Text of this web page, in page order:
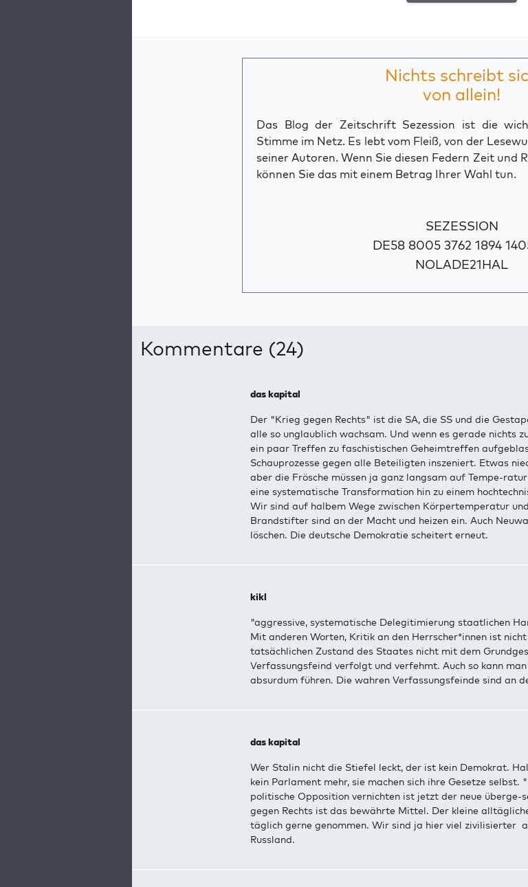
Nichts schreibt
von allein!
Das Blog der Zeitschrift Sezession ist die
Stimme im Netz. Es lebt vom Fleiß, von der
seiner Autoren. Wenn Sie diesen Federn Zeit und
können Sie das mit einem Betrag Ihrer Wahl tun.
SEZESSION
DE58 8005 3762 1894
NOLADE21HAL
Kommentare (24)
das kapital
Der "Krieg gegen Rechts" ist die SA, die SS und die
alle so unglaublich wachsam. Und wenn es gerade nichts
ein paar Treffen zu faschistischen Geheimtreffen
Schauprozesse gegen alle Beteiligten inszeniert. Etwas
aber die Frösche müssen ja ganz langsam auf Tempe-
eine systematische Transformation hin zu einem
Wir sind auf halbem Wege zwischen Körpertemperatur
Brandstifter sind an der Macht und heizen ein. Auch
löschen. Die deutsche Demokratie scheitert erneut.
kikl
"aggressive, systematische Delegitimierung staatlichen
Mit anderen Worten, Kritik an den Herrscher*innen ist
tatsächlichen Zustand des Staates nicht mit dem
Verfassungsfeind verfolgt und verfehmt. Auch so kann
absurdum führen. Die wahren Verfassungsfeinde sind an
das kapital
Wer Stalin nicht die Stiefel leckt, der ist kein Demokrat.
kein Parlament mehr, sie machen sich ihre Gesetze
politische Opposition vernichten ist jetzt der neue überge-
gegen Rechts ist das bewährte Mittel. Der kleine
täglich gerne genommen. Wir sind ja hier viel zivilisierter
Russland.